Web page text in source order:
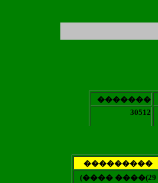
�������
30512
���������
(���� ����(29